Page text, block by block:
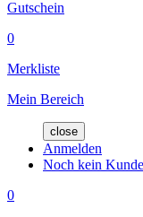
Gutschein
0
Merkliste
Mein Bereich
close
Anmelden
Noch kein
0